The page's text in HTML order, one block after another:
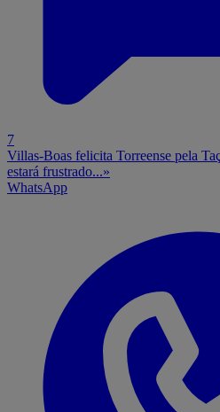
7
Villas-Boas felicita Torreense pela
estará frustrado...»
WhatsApp